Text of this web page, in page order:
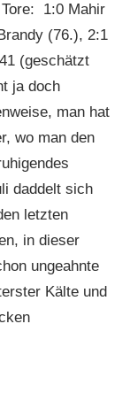
1:0 Mahir
(76.), 2:1
(geschätzt
ja doch
man hat
wo man den
daddelt sich
letzten
in dieser
ungeahnte
Kälte und